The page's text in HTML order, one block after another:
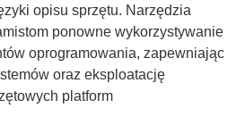
opisu sprzętu. Narzędzia
ponowne wykorzystywanie
oprogramowania, zapewniając
oraz eksploatację
platform